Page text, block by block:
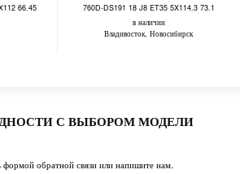
66.45
760D-DS191 18 J8 ET35 5X114.3 73.1
в наличии
Владивосток, Новосибирск
С ВЫБОРОМ МОДЕЛИ
формой обратной связи или напишите нам.